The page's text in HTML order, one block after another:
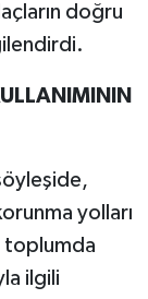
doğru
yolları
toplumda
ilgili